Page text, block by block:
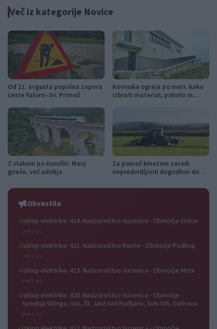
Več iz kategorije Novice
Od 11. avgusta popolna zapora
ceste Falorn–Sv. Primož
Kovinska ograja po meri: kako
izbrati material, polnilo in
Z vlakom po Koroški: Manj
gneče, več udobja
Za pomoč kmetom zaradi
nepredvidljivih dogodkov do
Obvestila
⚡Izklop elektrike: 424. Nadzorništvo Vuzenica - Območje Orlice
pred 1 uro
⚡Izklop elektrike: 421. Nadzorništvo Ravne - Območje Podkraj
pred 1 uro
⚡Izklop elektrike: 423. Nadzorništvo Vuzenica - Območje Mute
pred 1 uro
⚡Izklop elektrike: 420. Nadzorništvo Vuzenica - Območje
Spodnja Vižinga, Vas, Št. Janž nad Radljami, Suhi Vrh, Dobrava
pred 1 uro